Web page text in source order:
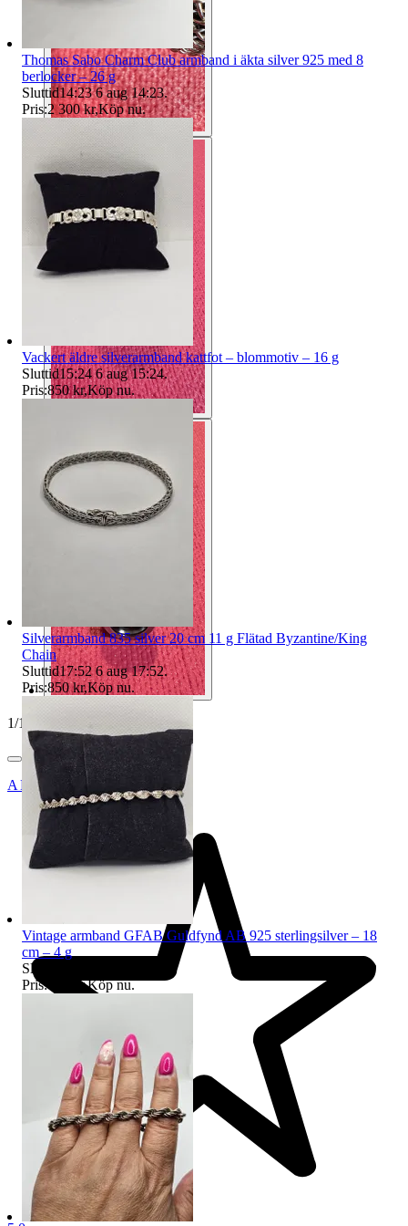
1/10
ANTIQUS_BÅLSTA_AB
Thomas Sabo Charm Club armband i äkta silver 925 med 8
berlocker – 26 g
Sluttid14:23 6 aug 14:23.
Pris:2 300 kr,Köp nu.
Vackert äldre silverarmband kattfot – blommotiv – 16 g
Sluttid15:24 6 aug 15:24.
Pris:850 kr,Köp nu.
Silverarmband 835 silver 20 cm 11 g Flätad Byzantine/King
Chain
Sluttid17:52 6 aug 17:52.
Pris:850 kr,Köp nu.
Vintage armband GFAB Guldfynd AB 925 sterlingsilver – 18
cm – 4 g
Sluttid
Pris:450 kr,Köp nu.